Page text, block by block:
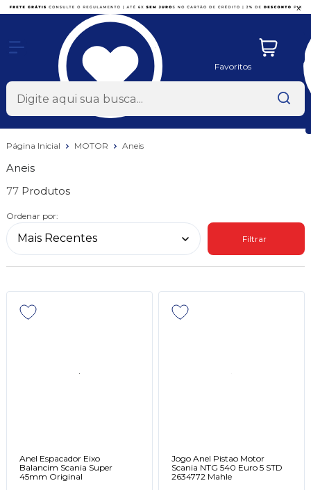
x
Favoritos
Página Inicial MOTOR Aneis
Aneis
77
Ordenar por:
Filtrar
Anel Espacador Eixo
Balancim Scania Super
45mm Original
Jogo Anel Pistao Motor
Scania NTG 540 Euro 5 STD
2634772 Mahle